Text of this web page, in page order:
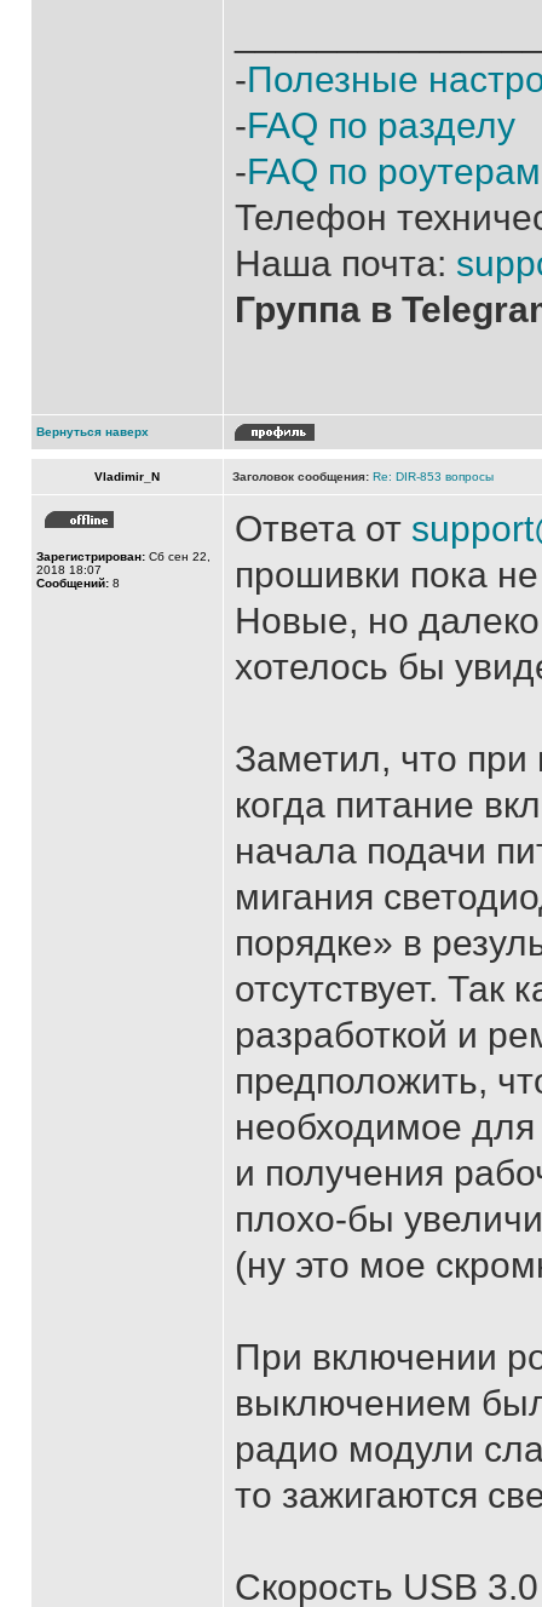
-Полезные
-FAQ по разделу
-FAQ по
Телефон
Наша почта:
Группа в
Вернуться наверх
Vladimir_N Заголовок сообщения: Re: DIR-853 вопросы
Зарегистрирован: Сб сен 22,
2018 18:07
Сообщений: 8
Ответа от
прошивки пока
Новые, но
хотелось бы
Заметил, что при
когда питание
начала подачи
мигания
порядке» в
отсутствует.
разработкой и
предположить,
необходимое
и получения
плохо-бы
(ну это мое
При включении
выключением
радио модули
то зажигаются
Скорость USB